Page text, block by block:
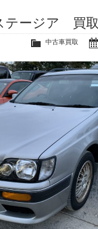
ージア 買取
中古車買取